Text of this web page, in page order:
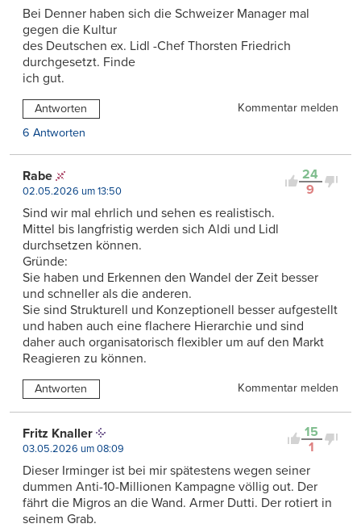
Bei Denner haben sich die Schweizer Manager mal
gegen die Kultur
des Deutschen ex. Lidl -Chef Thorsten Friedrich
durchgesetzt. Finde
ich gut.
Antworten
Kommentar melden
6 Antworten
24
9
Rabe
02.05.2026 um 13:50
Sind wir mal ehrlich und sehen es realistisch.
Mittel bis langfristig werden sich Aldi und Lidl
durchsetzen können.
Gründe:
Sie haben und Erkennen den Wandel der Zeit besser
und schneller als die anderen.
Sie sind Strukturell und Konzeptionell besser aufgestellt
und haben auch eine flachere Hierarchie und sind
daher auch organisatorisch flexibler um auf den Markt
Reagieren zu können.
Antworten Kommentar melden
15
1
Fritz Knaller
03.05.2026 um 08:09
Dieser Irminger ist bei mir spätestens wegen seiner
dummen Anti-10-Millionen Kampagne völlig out. Der
fährt die Migros an die Wand. Armer Dutti. Der rotiert in
seinem Grab.